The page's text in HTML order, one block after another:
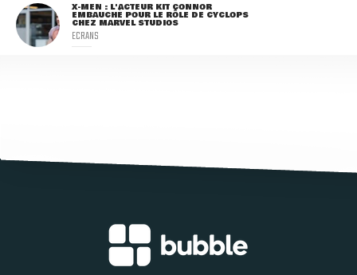
X-MEN : L'ACTEUR KIT CONNOR
EMBAUCHÉ POUR LE RÔLE DE CYCLOPS
CHEZ MARVEL STUDIOS
ECRANS